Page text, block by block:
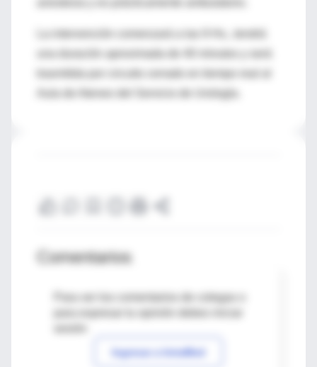
una duración aproximada de 40 minutos y será
trasmitida por circuito cerrado en tiempo real al
Aula de Ateneo del Servicio de Urología.
Comentarios
Para ver los comentarios de colegas o
Ingresar a IntraMed